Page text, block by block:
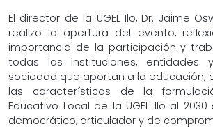
El director de la UGEL Ilo, Dr. Jaime
realizo la apertura del evento,
importancia de la participación y
todas las instituciones,
sociedad que aportan a la educación;
las características de la
Educativo Local de la UGEL Ilo al
democrático, articulador y de